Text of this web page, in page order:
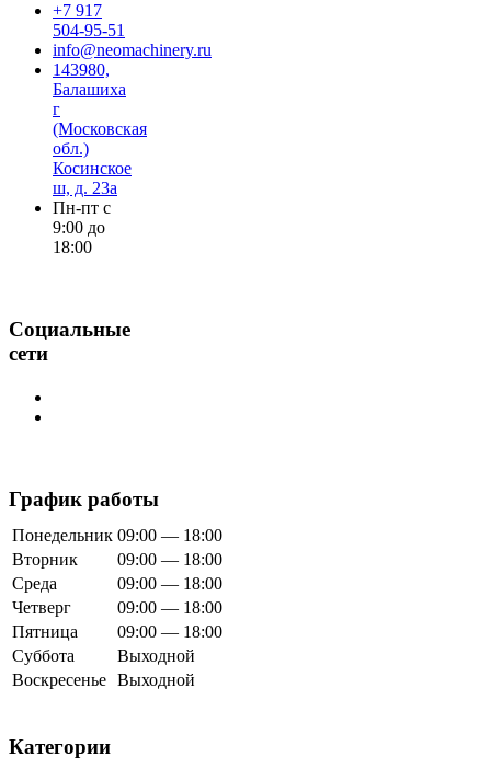
+7 917
504-95-51
info@neomachinery.ru
143980,
Балашиха
г
(Московская
обл.)
Косинское
ш, д. 23а
Пн-пт с
9:00 до
18:00
Социальные
сети
График работы
Понедельник 09:00 — 18:00
Вторник
09:00 — 18:00
Среда
09:00 — 18:00
Четверг
09:00 — 18:00
Пятница
09:00 — 18:00
Суббота
Выходной
Воскресенье Выходной
Категории